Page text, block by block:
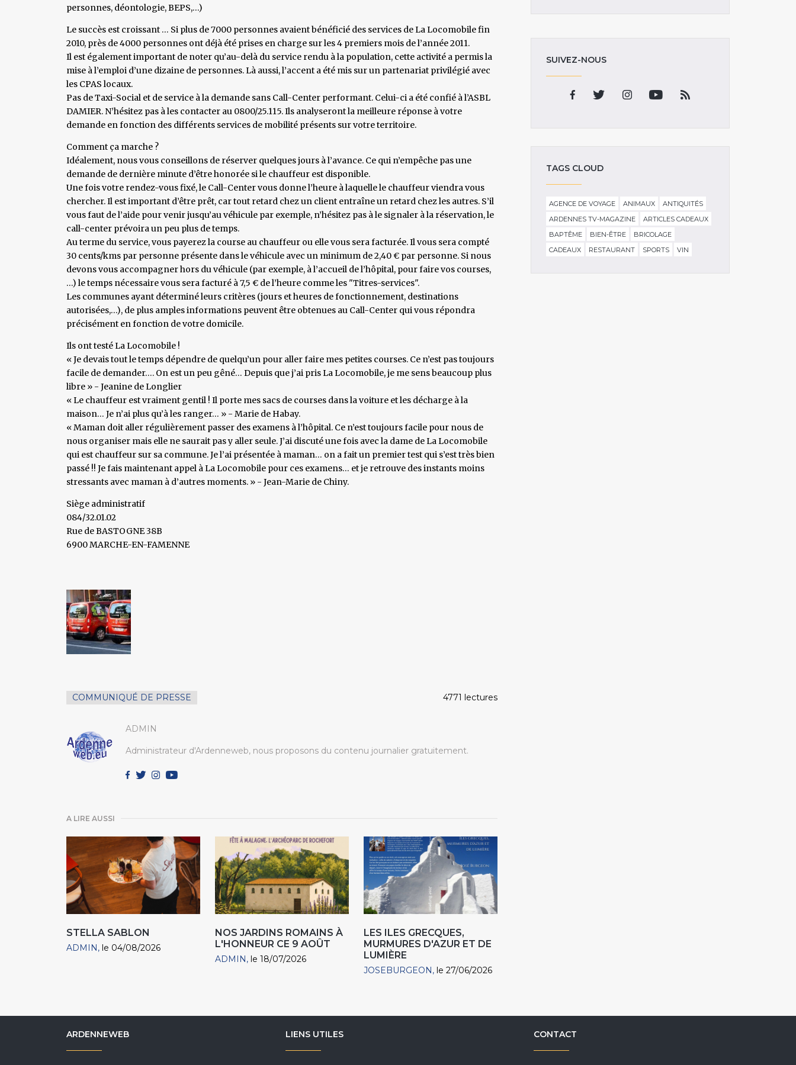
personnes, déontologie, BEPS,…)
Le succès est croissant … Si plus de 7000 personnes avaient bénéficié des services de La Locomobile fin
2010, près de 4000 personnes ont déjà été prises en charge sur les 4 premiers mois de l’année 2011.
Il est également important de noter qu’au-delà du service rendu à la population, cette activité a permis la
mise à l’emploi d’une dizaine de personnes. Là aussi, l’accent a été mis sur un partenariat privilégié avec
les CPAS locaux.
Pas de Taxi-Social et de service à la demande sans Call-Center performant. Celui-ci a été confié à l’ASBL
DAMIER. N’hésitez pas à les contacter au 0800/25.115. Ils analyseront la meilleure réponse à votre
demande en fonction des différents services de mobilité présents sur votre territoire.
Comment ça marche ?
Idéalement, nous vous conseillons de réserver quelques jours à l’avance. Ce qui n’empêche pas une
demande de dernière minute d’être honorée si le chauffeur est disponible.
Une fois votre rendez-vous fixé, le Call-Center vous donne l’heure à laquelle le chauffeur viendra vous
chercher. Il est important d’être prêt, car tout retard chez un client entraîne un retard chez les autres. S’il
vous faut de l’aide pour venir jusqu’au véhicule par exemple, n’hésitez pas à le signaler à la réservation, le
call-center prévoira un peu plus de temps.
Au terme du service, vous payerez la course au chauffeur ou elle vous sera facturée. Il vous sera compté
30 cents/kms par personne présente dans le véhicule avec un minimum de 2,40 € par personne. Si nous
devons vous accompagner hors du véhicule (par exemple, à l’accueil de l’hôpital, pour faire vos courses,
…) le temps nécessaire vous sera facturé à 7,5 € de l’heure comme les "Titres-services".
Les communes ayant déterminé leurs critères (jours et heures de fonctionnement, destinations
autorisées,…), de plus amples informations peuvent être obtenues au Call-Center qui vous répondra
précisément en fonction de votre domicile.
Ils ont testé La Locomobile !
« Je devais tout le temps dépendre de quelqu’un pour aller faire mes petites courses. Ce n’est pas toujours
facile de demander…. On est un peu gêné… Depuis que j’ai pris La Locomobile, je me sens beaucoup plus
libre » - Jeanine de Longlier
« Le chauffeur est vraiment gentil ! Il porte mes sacs de courses dans la voiture et les décharge à la
maison… Je n’ai plus qu’à les ranger… » - Marie de Habay.
« Maman doit aller régulièrement passer des examens à l’hôpital. Ce n’est toujours facile pour nous de
nous organiser mais elle ne saurait pas y aller seule. J’ai discuté une fois avec la dame de La Locomobile
qui est chauffeur sur sa commune. Je l’ai présentée à maman… on a fait un premier test qui s’est très bien
passé !! Je fais maintenant appel à La Locomobile pour ces examens… et je retrouve des instants moins
stressants avec maman à d’autres moments. » - Jean-Marie de Chiny.
Siège administratif
084/32.01.02
Rue de BASTOGNE 38B
6900 MARCHE-EN-FAMENNE
COMMUNIQUÉ DE PRESSE 4771 lectures
ADMIN
Administrateur d'Ardenneweb, nous proposons du contenu journalier gratuitement.
A LIRE AUSSI
STELLA SABLON
ADMIN le 04/08/2026
NOS JARDINS ROMAINS À
L'HONNEUR CE 9 AOÛT
ADMIN le 18/07/2026
LES ILES GRECQUES,
MURMURES D'AZUR ET DE
LUMIÈRE
JOSEBURGEON le 27/06/2026
SUIVEZ-NOUS
TAGS CLOUD
AGENCE DE VOYAGE ANIMAUX
ANTIQUITÉS
ARDENNES TV-MAGAZINE
ARTICLES CADEAUX
BAPTÊME
BIEN-ÊTRE
BRICOLAGE
CADEAUX
RESTAURANT SPORTS VIN
ARDENNEWEB LIENS UTILES CONTACT